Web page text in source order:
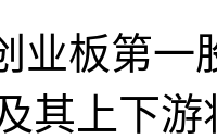
业板第一
其上下